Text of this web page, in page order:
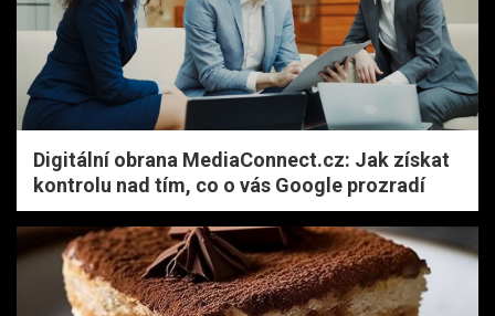
Digitální obrana MediaConnect.cz: Jak získat
kontrolu nad tím, co o vás Google prozradí